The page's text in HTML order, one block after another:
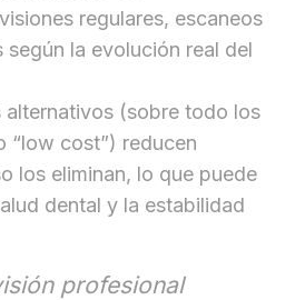
regulares, escaneos
según la evolución real del
alternativos (sobre todo los
“low cost”) reducen
los eliminan, lo que puede
dental y la estabilidad
profesional